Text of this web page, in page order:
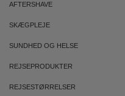
AFTERSHAVE
SKÆGPLEJE
SUNDHED OG HELSE
REJSEPRODUKTER
REJSESTØRRELSER